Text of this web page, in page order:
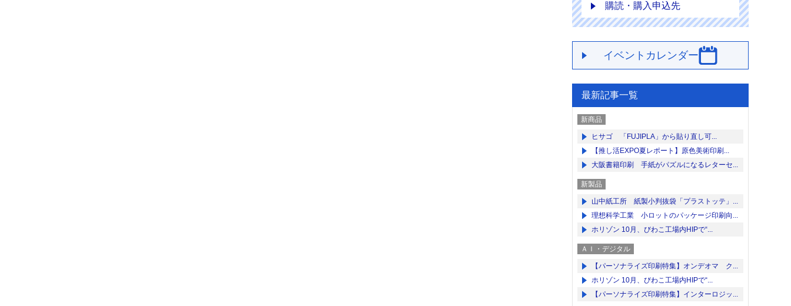
購読・購入申込先
イベントカレンダー
最新記事一覧
新商品
ヒサゴ 「FUJIPLA」から貼り直し可...
【推し活EXPO夏レポート】原色美術印刷...
大阪書籍印刷 手紙がパズルになるレターセ...
新製品
山中紙工所 紙製小判抜袋「プラストッテ」...
理想科学工業 小ロットのパッケージ印刷向...
ホリゾン 10月、びわこ工場内HIPで“...
ＡＩ・デジタル
【パーソナライズ印刷特集】オンデオマ ク...
ホリゾン 10月、びわこ工場内HIPで“...
【パーソナライズ印刷特集】インターロジッ...